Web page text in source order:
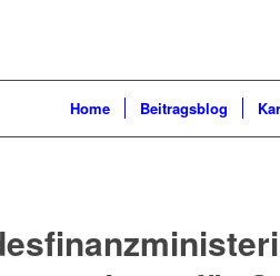
Home Beitragsblog